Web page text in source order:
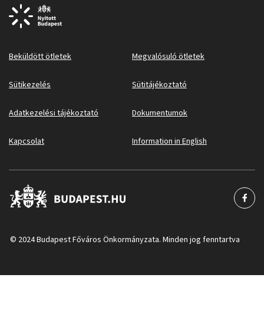
Beküldött ötletek Megvalósuló ötletek
Sütikezelés Sütitájékoztató
Adatkezelési tájékoztató Dokumentumok
Kapcsolat Information in English
© 2024 Budapest Főváros Önkormányzata. Minden jog fenntartva